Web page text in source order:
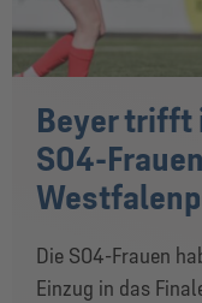
Beyer trifft
S04-
Die S04-Frauen
Einzug in das